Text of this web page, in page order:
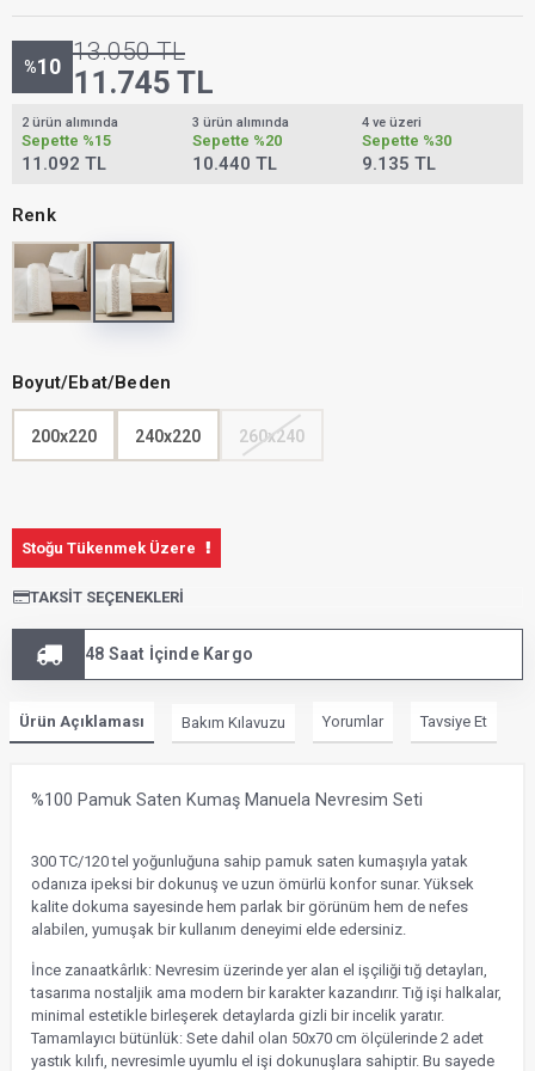
%10
13.050TL
11.745 TL
2 ürün alımında
Sepette %15
11.092 TL
3 ürün alımında
Sepette %20
10.440 TL
4 ve üzeri
Sepette %30
9.135 TL
Renk
Boyut/Ebat/Beden
200x220 240x220 260x240
Stoğu Tükenmek Üzere
TAKSIT SEÇENEKLERI
48 Saat İçinde Kargo
Ürün Açıklaması Bakım Kılavuzu Yorumlar Tavsiye Et
%100 Pamuk Saten Kumaş Manuela Nevresim Seti
300 TC/120 tel yoğunluğuna sahip pamuk saten kumaşıyla yatak
odanıza ipeksi bir dokunuş ve uzun ömürlü konfor sunar. Yüksek
kalite dokuma sayesinde hem parlak bir görünüm hem de nefes
alabilen, yumuşak bir kullanım deneyimi elde edersiniz.
İnce zanaatkârlık: Nevresim üzerinde yer alan el işçiliği tığ detayları,
tasarıma nostaljik ama modern bir karakter kazandırır. Tığ işi halkalar,
minimal estetikle birleşerek detaylarda gizli bir incelik yaratır.
Tamamlayıcı bütünlük: Sete dahil olan 50x70 cm ölçülerinde 2 adet
yastık kılıfı, nevresimle uyumlu el işi dokunuşlara sahiptir. Bu sayede